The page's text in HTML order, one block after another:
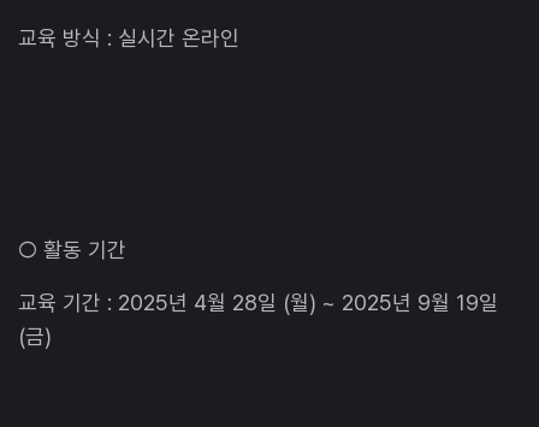
교육 방식 : 실시간 온라인
○ 활동 기간
교육 기간 : 2025년 4월 28일 (월) ~ 2025년 9월 19일
(금)